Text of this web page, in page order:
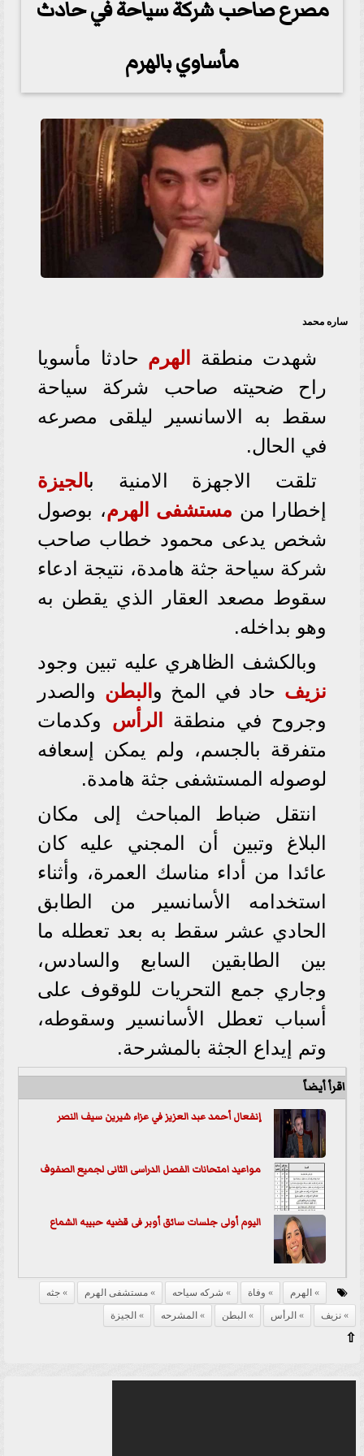
مصرع صاحب شركة سياحة في حادث
مأساوي بالهرم
ساره محمد
شهدت منطقة الهرم حادثا مأسويا
راح ضحيته صاحب شركة سياحة
سقط به الاسانسير ليلقى مصرعه
في الحال.
تلقت الاجهزة الامنية بالجيزة
إخطارا من مستشفى الهرم، بوصول
شخص يدعى محمود خطاب صاحب
شركة سياحة جثة هامدة، نتيجة ادعاء
سقوط مصعد العقار الذي يقطن به
وهو بداخله.
وبالكشف الظاهري عليه تبين وجود
نزيف حاد في المخ و البطن والصدر
وجروح في منطقة
الرأس وكدمات
متفرقة بالجسم، ولم يمكن إسعافه
لوصوله المستشفى جثة هامدة.
انتقل ضباط المباحث إلى مكان
البلاغ وتبين أن المجني عليه كان
عائدا من أداء مناسك العمرة، وأثناء
استخدامه الأسانسير من الطابق
الحادي عشر سقط به بعد تعطله ما
بين الطابقين السابع والسادس،
وجاري جمع التحريات للوقوف على
أسباب تعطل الأسانسير وسقوطه،
وتم إيداع الجثة بالمشرحة.
اقرأ أيضاً
إنفعال أحمد عبد العزيز في عزاء شيرين سيف النصر
مواعيد امتحانات الفصل الدراسى الثانى لجميع الصفوف
اليوم أولى جلسات سائق أوبر فى قضيه حبيبه الشماع
الهرم وفاة شركه سياحه مستشفى الهرم
جثه
نزيف
الرأس البطن المشرحه الجيزة
⇧